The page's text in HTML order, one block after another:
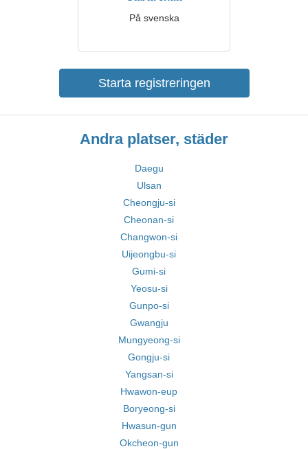
På svenska
Starta registreringen
Andra platser, städer
Daegu
Ulsan
Cheongju-si
Cheonan-si
Changwon-si
Uijeongbu-si
Gumi-si
Yeosu-si
Gunpo-si
Gwangju
Mungyeong-si
Gongju-si
Yangsan-si
Hwawon-eup
Boryeong-si
Hwasun-gun
Okcheon-gun